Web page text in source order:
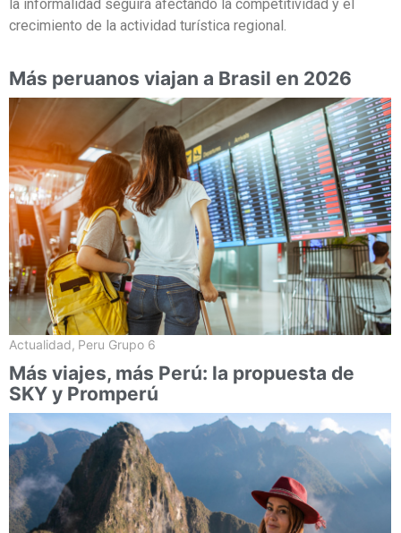
la informalidad seguirá afectando la competitividad y el
crecimiento de la actividad turística regional.
Más peruanos viajan a Brasil en 2026
Actualidad, Peru Grupo 6
Más viajes, más Perú: la propuesta de
SKY y Promperú